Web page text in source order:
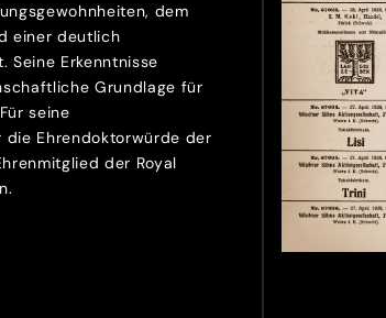
dem
einer deutlich
Seine Erkenntnisse
Grundlage für
seine
die Ehrendoktorwürde der
der Royal